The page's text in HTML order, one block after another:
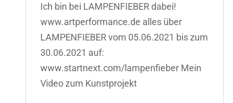
Ich bin bei LAMPENFIEBER dabei!
www.artperformance.de alles über
LAMPENFIEBER vom 05.06.2021 bis zum
30.06.2021 auf:
www.startnext.com/lampenfieber Mein
Video zum Kunstprojekt